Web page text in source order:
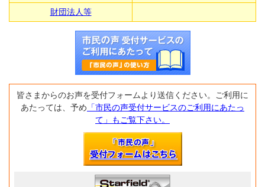
財団法人等
皆さまからのお声を受付フォームより送信ください。ご利用に
あたっては、予め 「市民の声受付サービスのご利用にあたっ
て」もご覧下さい。